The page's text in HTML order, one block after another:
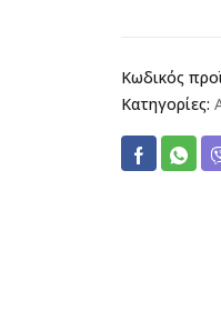
Κωδικός
Κατηγορίες: